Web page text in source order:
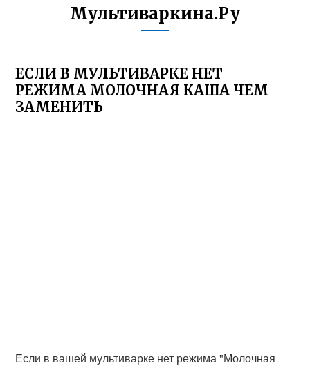
Мультиваркина.Ру
ЕСЛИ В МУЛЬТИВАРКЕ НЕТ
РЕЖИМА МОЛОЧНАЯ КАША ЧЕМ
ЗАМЕНИТЬ
Если в вашей мультиварке нет режима "Молочная